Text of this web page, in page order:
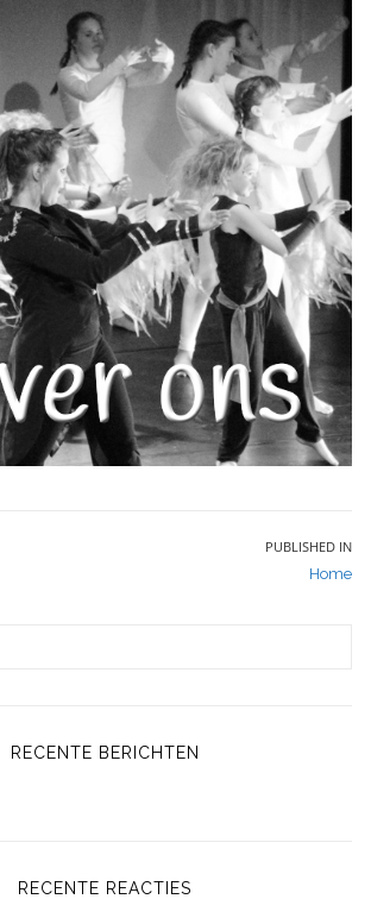
PUBLISHED IN
Home
RECENTE BERICHTEN
RECENTE REACTIES